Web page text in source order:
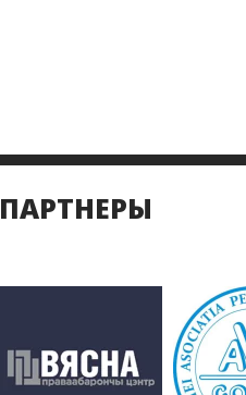
ПАРТНЕРЫ